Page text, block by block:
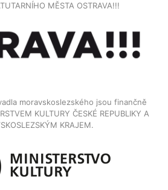
MĚSTA OSTRAVA!!!
moravskoslezského jsou finančně
KULTURY ČESKÉ REPUBLIKY A
KRAJEM.